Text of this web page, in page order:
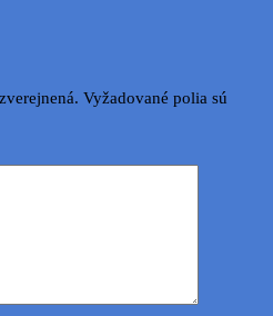
Vyžadované polia sú